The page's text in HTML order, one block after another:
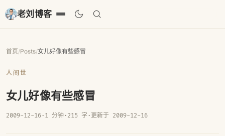
老刘博客
首页/Posts/女儿好像有些感冒
人间世
女儿好像有些感冒
2009-12-16· 1 分钟· 215 字 · 更新于 2009-12-16